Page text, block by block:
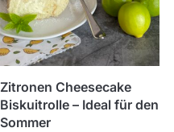
Zitronen Cheesecake
Biskuitrolle – Ideal für den
Sommer